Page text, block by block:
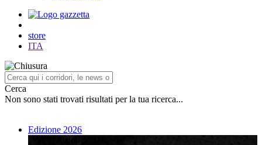
store
ITA
Cerca
Non sono stati trovati risultati per la tua ricerca...
Edizione 2026